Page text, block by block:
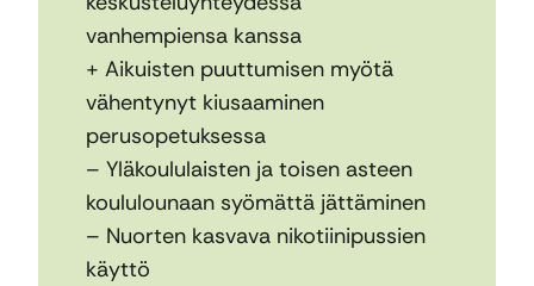
vanhempiensa kanssa
+ Aikuisten puuttumisen myötä
vähentynyt kiusaaminen
perusopetuksessa
– Yläkoululaisten ja toisen asteen
koululounaan syömättä jättäminen
– Nuorten kasvava nikotiinipussien
käyttö